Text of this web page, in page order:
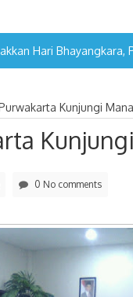
Hari
Kunjungi
0 No comments